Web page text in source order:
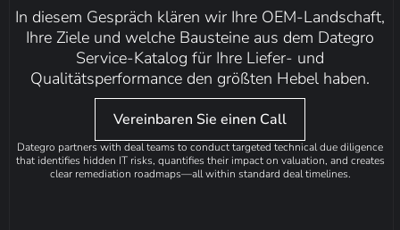
In diesem Gespräch klären wir Ihre OEM-Landschaft,
Ihre Ziele und welche Bausteine aus dem Dategro
Service-Katalog für Ihre Liefer- und
Qualitätsperformance den größten Hebel haben.
Vereinbaren Sie einen Call
Dategro partners with deal teams to conduct targeted technical due diligence
that identifies hidden IT risks, quantifies their impact on valuation, and creates
clear remediation roadmaps—all within standard deal timelines.